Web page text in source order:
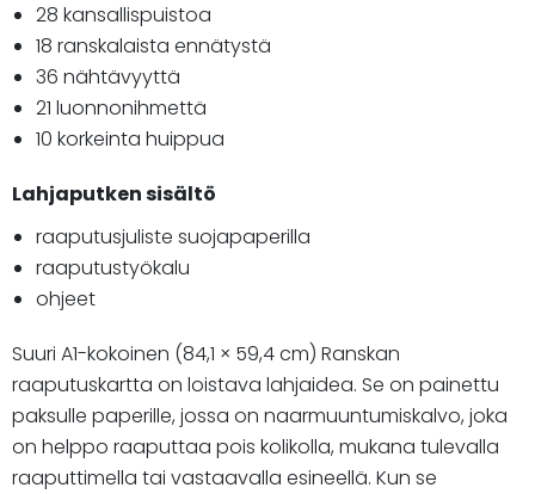
28 kansallispuistoa
18 ranskalaista ennätystä
36 nähtävyyttä
21 luonnonihmettä
10 korkeinta huippua
Lahjaputken sisältö
raaputusjuliste suojapaperilla
raaputustyökalu
ohjeet
Suuri A1-kokoinen (84,1 × 59,4 cm) Ranskan
raaputuskartta on loistava lahjaidea. Se on painettu
paksulle paperille, jossa on naarmuuntumiskalvo, joka
on helppo raaputtaa pois kolikolla, mukana tulevalla
raaputtimella tai vastaavalla esineellä. Kun se